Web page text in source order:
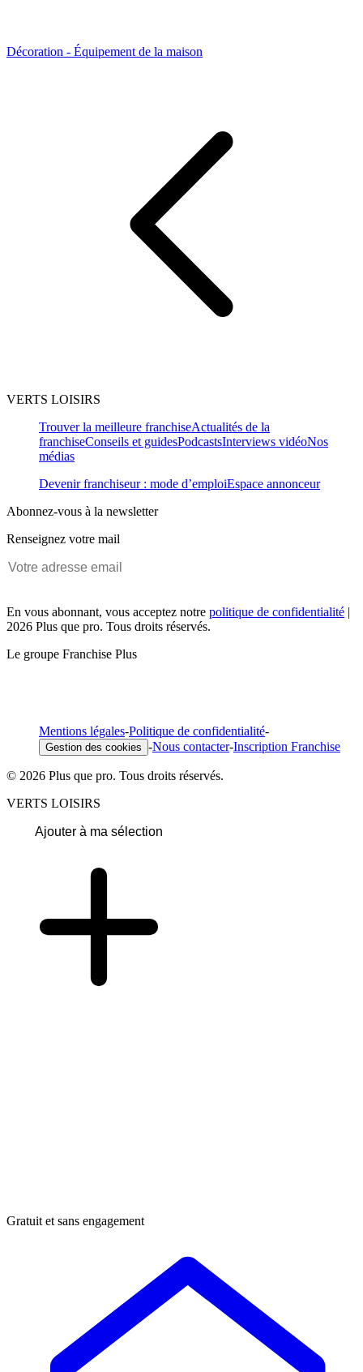
Décoration - Équipement de la maison
VERTS LOISIRS
Trouver la meilleure franchiseActualités de la
franchiseConseils et guidesPodcastsInterviews vidéoNos
médias
Devenir franchiseur : mode d’emploiEspace annonceur
Abonnez-vous à la newsletter
Renseignez votre mail
En vous abonnant, vous acceptez notre politique de confidentialité |
2026 Plus que pro. Tous droits réservés.
Le groupe Franchise Plus
Mentions légales-Politique de confidentialité-
Gestion des cookies -Nous contacter-Inscription Franchise
© 2026 Plus que pro. Tous droits réservés.
VERTS LOISIRS
Ajouter à ma sélection
Gratuit et sans engagement